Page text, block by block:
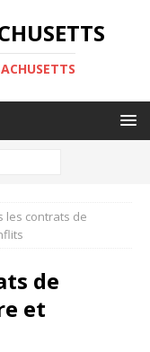
les contrats de
de
et